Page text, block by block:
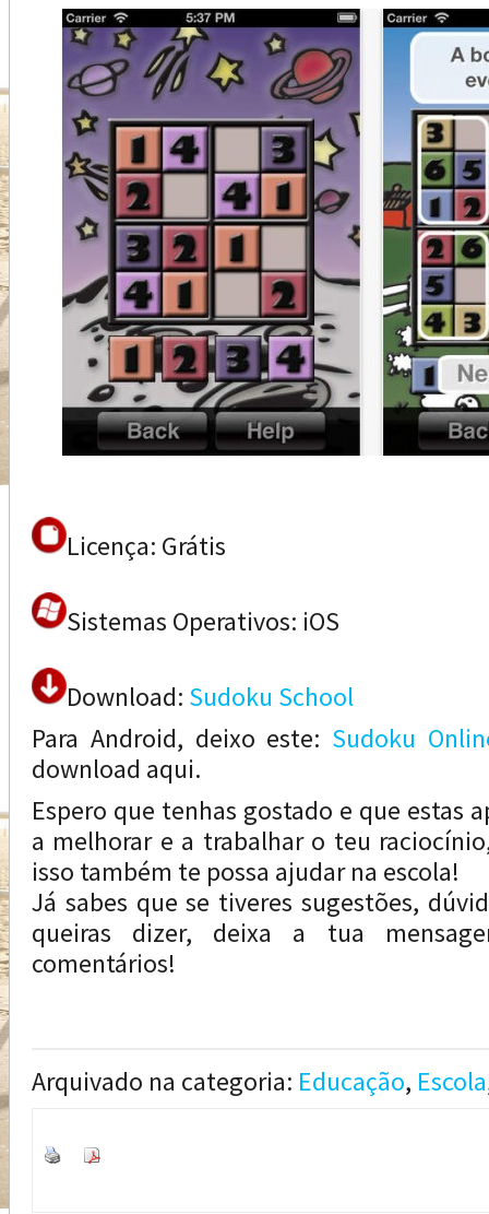
Licença: Grátis
Sistemas Operativos: iOS
Download: Sudoku School
Para Android, deixo este: Sudoku
download aqui.
Espero que tenhas gostado e que estas
a melhorar e a trabalhar o teu
isso também te possa ajudar na escola!
Já sabes que se tiveres sugestões,
queiras dizer, deixa a tua
comentários!
Arquivado na categoria: Educação, Escola